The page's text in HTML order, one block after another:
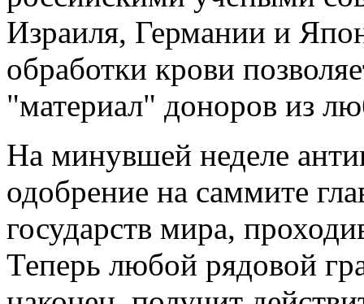
Израиля, Германии и
обработки крови
"материал" доноров из
На минувшей неделе
одобрение на саммите
государств мира,
Теперь любой рядовой